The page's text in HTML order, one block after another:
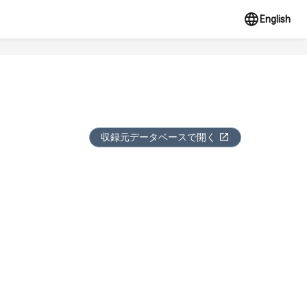
English
収録元データベースで開く